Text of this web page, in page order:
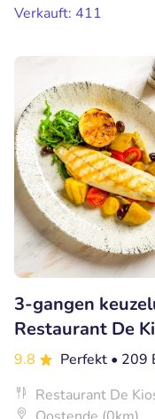
Verkauft: 411
3-gangen
Restaurant De
9.8 Perfekt • 209
Restaurant De